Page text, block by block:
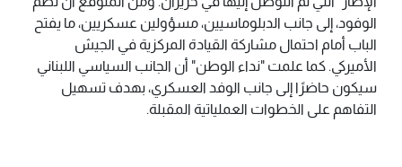
الوفود، إلى جانب الدبلوماسيين، مسؤولين عسكريين، ما يفتح
الباب أمام احتمال مشاركة القيادة المركزية في الجيش
الأميركي. كما علمت "نداء الوطن" أن الجانب السياسي اللبناني
سيكون حاضرًا إلى جانب الوفد العسكري، بهدف تسهيل
التفاهم على الخطوات العملياتية المقبلة.